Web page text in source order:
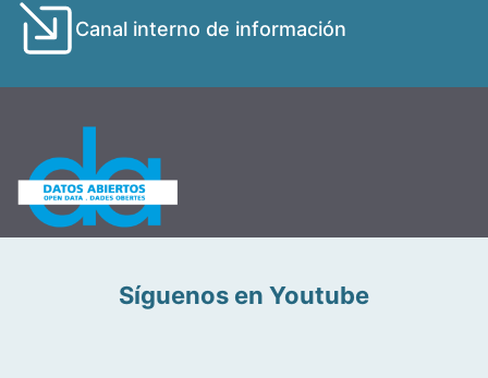
Canal interno de información
Síguenos en Youtube